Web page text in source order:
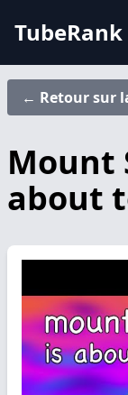
TubeRank
← Retour sur
Mount
about